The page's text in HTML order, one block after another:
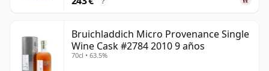
Bruichladdich Micro Provenance Single
Wine Cask #2784 2010 9 años
70cl • 63.5%